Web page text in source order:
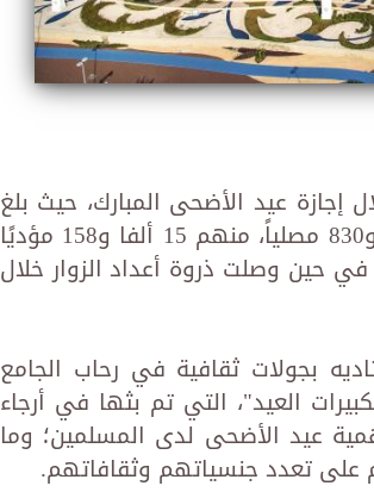
إجازة عيد الأضحى المبارك، حيث بلغ
إجمالي عدد مرتاديه 92 ألفا و531 مرتادا، بينهم 36 ألفا و830 مصلياً، منهم 15 ألفا و158 مؤديًا
بينما بلغ عدد زواره 55 ألفا و701 زائر، في حين وصلت ذروة أعداد الزوار خلال
بجولات ثقافية في رحاب الجامع
العيد"، التي تم بثها في أرجاء
عيد الأضحى لدى المسلمين؛ وما
على تعدد جنسياتهم وثقافاتهم.